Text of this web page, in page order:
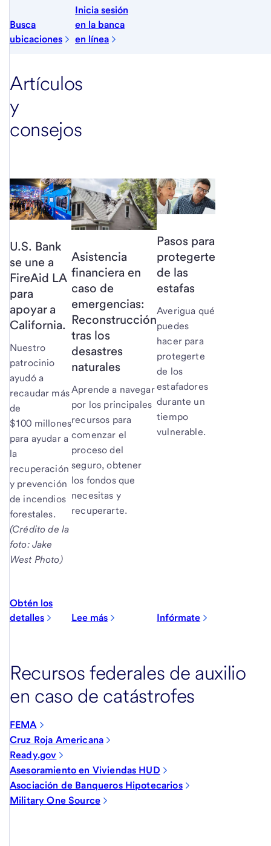
Busca
ubicaciones
Inicia sesión
en la banca
en línea
Artículos
y
consejos
U.S. Bank
se une a
FireAid LA
para
apoyar a
California.
Nuestro
patrocinio
ayudó a
recaudar más
de
$100 millones
para ayudar a
la
recuperación
y prevención
de incendios
forestales.
(Crédito de la
foto: Jake
West Photo)
Obtén los
detalles
Asistencia
financiera en
caso de
emergencias:
Reconstrucción
tras los
desastres
naturales
Aprende a navegar
por los principales
recursos para
comenzar el
proceso del
seguro, obtener
los fondos que
necesitas y
recuperarte.
Lee más
Pasos para
protegerte
de las
estafas
Averigua qué
puedes
hacer para
protegerte
de los
estafadores
durante un
tiempo
vulnerable.
Infórmate
Recursos federales de auxilio
en caso de catástrofes
FEMA
Cruz Roja Americana
Ready.gov
Asesoramiento en Viviendas HUD
Asociación de Banqueros Hipotecarios
Military One Source